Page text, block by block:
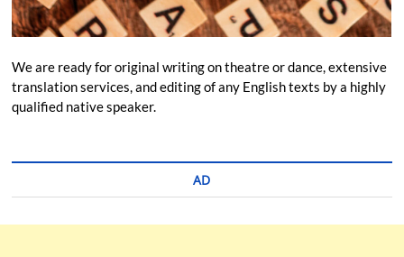
We are ready for original writing on theatre or dance, extensive
translation services, and editing of any English texts by a highly
qualified native speaker.
AD